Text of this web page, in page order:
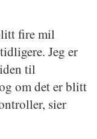
fire mil
Jeg er
til
om det er blitt
sier